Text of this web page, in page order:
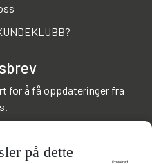
for å få oppdateringer fra
nyhetsbrev
på dette
Powered